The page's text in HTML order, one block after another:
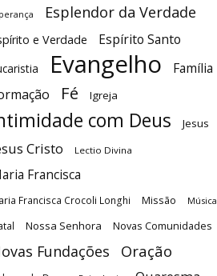
Esplendor da Verdade
e Verdade Espírito Santo
Evangelho
Família
Fé Igreja
com Deus Jesus
Cristo Lectio Divina
Francisca
Francisca Crocoli Longhi Missão Música
Nossa Senhora Novas Comunidades
Fundações Oração